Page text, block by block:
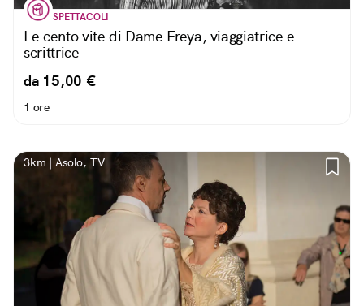
SPETTACOLI
Le cento vite di Dame Freya, viaggiatrice e
scrittrice
da 15,00 €
1 ore
3km | Asolo, TV